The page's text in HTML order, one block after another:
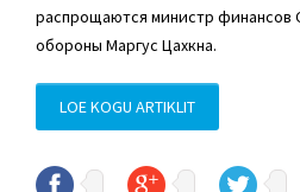
распрощаются министр финансов
обороны Маргус Цахкна.
LOE KOGU ARTIKLIT